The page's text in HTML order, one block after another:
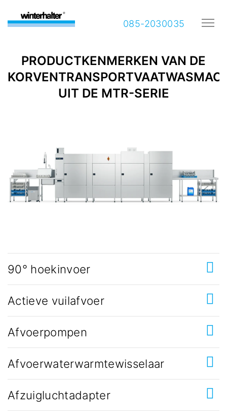
085-2030035
PRODUCTKENMERKEN VAN DE
UIT DE MTR-SERIE
90° hoekinvoer
Actieve vuilafvoer
Afvoerpompen
Afvoerwaterwarmtewisselaar
Afzuigluchtadapter